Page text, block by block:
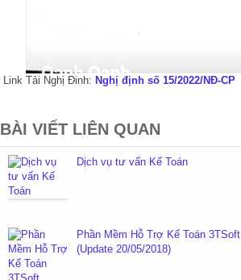
Link Tải Nghị Đinh: Nghị định số 15/2022/NĐ-CP
BÀI VIẾT LIÊN QUAN
Dịch vụ tư vấn Kế Toán
Phần Mềm Hỗ Trợ Kế Toán 3TSoft
(Update 20/05/2018)